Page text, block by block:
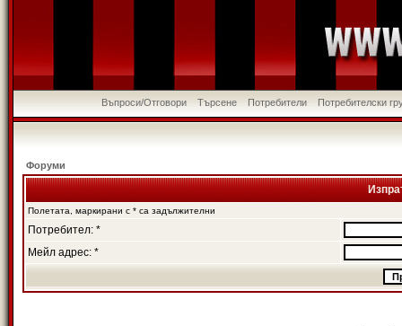
Въпроси/Отговори Търсене Потребители Потребителски
Форуми
Полетата, маркирани с * са задължителни
Потребител: *
Мейл адрес: *